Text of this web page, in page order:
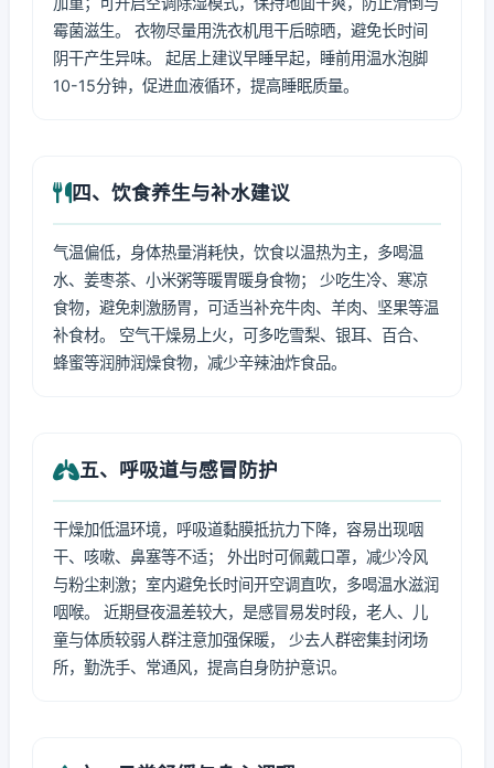
霉菌滋生。 衣物尽量用洗衣机甩干后晾晒，避免长时间
阴干产生异味。 起居上建议早睡早起，睡前用温水泡脚
10-15分钟，促进血液循环，提高睡眠质量。
四、饮食养生与补水建议
气温偏低，身体热量消耗快，饮食以温热为主，多喝温
水、姜枣茶、小米粥等暖胃暖身食物； 少吃生冷、寒凉
食物，避免刺激肠胃，可适当补充牛肉、羊肉、坚果等温
补食材。 空气干燥易上火，可多吃雪梨、银耳、百合、
蜂蜜等润肺润燥食物，减少辛辣油炸食品。
五、呼吸道与感冒防护
干燥加低温环境，呼吸道黏膜抵抗力下降，容易出现咽
干、咳嗽、鼻塞等不适； 外出时可佩戴口罩，减少冷风
与粉尘刺激；室内避免长时间开空调直吹，多喝温水滋润
咽喉。 近期昼夜温差较大，是感冒易发时段，老人、儿
童与体质较弱人群注意加强保暖， 少去人群密集封闭场
所，勤洗手、常通风，提高自身防护意识。